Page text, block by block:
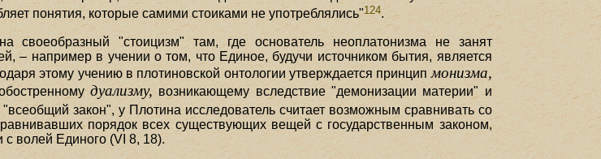
понятия, которые самими стоиками не употреблялись"124.
своеобразный "стоицизм" там, где основатель неоплатонизма не занят
– например в учении о том, что Единое, будучи источником бытия, является
этому учению в плотиновской онтологии утверждается принципмонизма,
дуализму, возникающему вследствие "демонизации материи" и
закон", у Плотина исследователь считает возможным сравнивать со
порядок всех существующих вещей с государственным законом,
с волей Единого (VI 8, 18).